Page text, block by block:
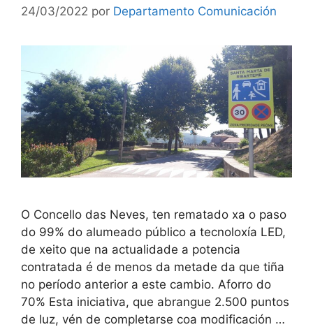
24/03/2022 por Departamento Comunicación
O Concello das Neves, ten rematado xa o paso
do 99% do alumeado público a tecnoloxía LED,
de xeito que na actualidade a potencia
contratada é de menos da metade da que tiña
no período anterior a este cambio. Aforro do
70% Esta iniciativa, que abrangue 2.500 puntos
de luz, vén de completarse coa modificación …